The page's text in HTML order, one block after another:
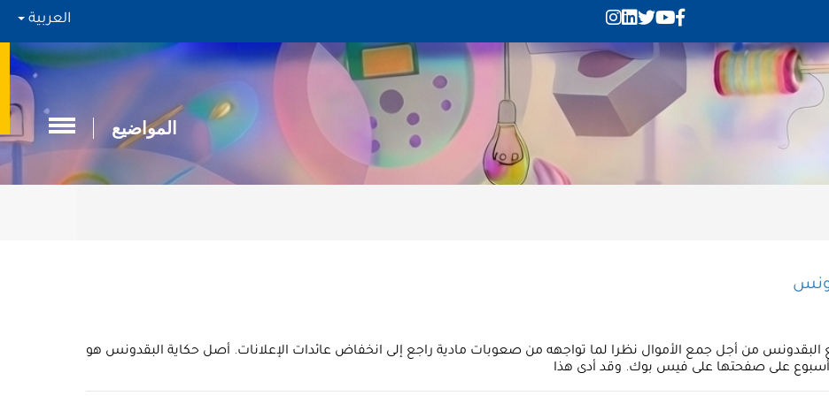
العربية
المواضيع
البقدونس من أجل جمع الأموال نظرا لما تواجهه من صعوبات مادية راجع إلى انخفاض عائدات الإعلانات. أصل حكاية البقدونس هو
أسبوع على صفحتها على فيس بوك. وقد أدى هذا